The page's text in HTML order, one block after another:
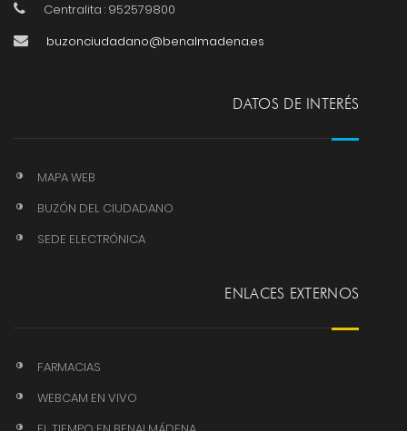
Centralita : 952579800
buzonciudadano@benalmadena.es
DATOS DE INTERÉS
MAPA WEB
BUZÓN DEL CIUDADANO
SEDE ELECTRÓNICA
ENLACES EXTERNOS
FARMACIAS
WEBCAM EN VIVO